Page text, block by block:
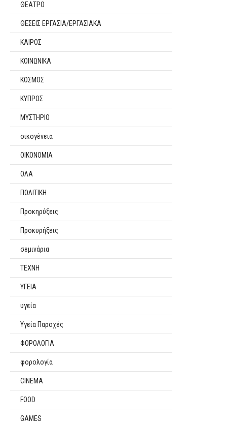
ΘΕΑΤΡΟ
ΘΕΣΕΙΣ ΕΡΓΑΣΙΑ/ΕΡΓΑΣΙΑΚΑ
ΚΑΙΡΟΣ
ΚΟΙΝΩΝΙΚΑ
ΚΟΣΜΟΣ
ΚΥΠΡΟΣ
ΜΥΣΤΗΡΙΟ
οικογένεια
ΟΙΚΟΝΟΜΙΑ
ΟΛΑ
ΠΟΛΙΤΙΚΗ
Προκηρύξεις
Προκυρήξεις
σεμινάρια
ΤΕΧΝΗ
ΥΓΕΙΑ
υγεία
Υγεία Παροχές
ΦΟΡΟΛΟΓΙΑ
φορολογία
CINEMA
FOOD
GAMES